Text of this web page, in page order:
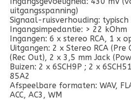
uitgangsspanning)
Signaal-ruisverhouding: typisch
Ingangsimpedantie: > 22 kOhm
Ingangen: 6 x stereo RCA, 1 x
Uitgangen: 2 x Stereo RCA (Pre
(Rec Out), 2 x 3,5 mm Jack
Buizen: 2 x 6SCH9P ; 2 x
85A2
Afspeelbare formaten: WAV,
ACC, AC3, WM